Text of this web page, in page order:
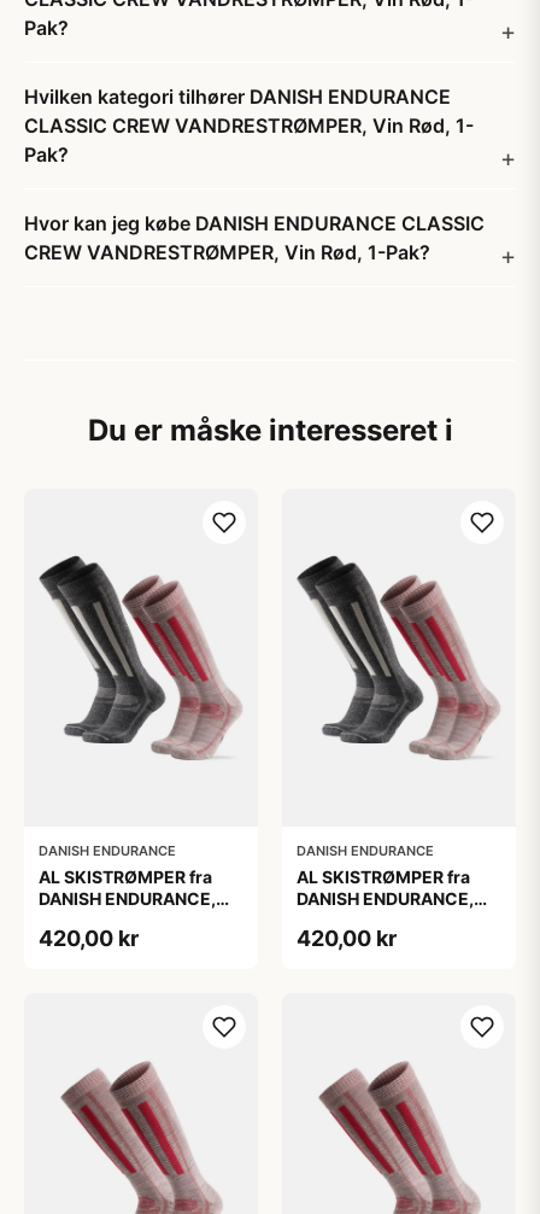
Pak?
Hvilken kategori tilhører DANISH ENDURANCE
CLASSIC CREW VANDRESTRØMPER, Vin Rød, 1-
Pak?
Hvor kan jeg købe DANISH ENDURANCE CLASSIC
CREW VANDRESTRØMPER, Vin Rød, 1-Pak?
Du er måske interesseret i
DANISH ENDURANCE
AL SKISTRØMPER fra
DANISH ENDURANCE,
420,00 kr
DANISH ENDURANCE
AL SKISTRØMPER fra
DANISH ENDURANCE,
420,00 kr